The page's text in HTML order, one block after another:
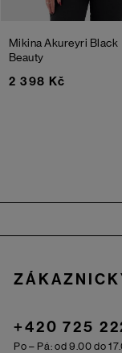
Mikina Akureyri Black
Beauty
2 398 Kč
+420 725
Po – Pá: od 9.00 do